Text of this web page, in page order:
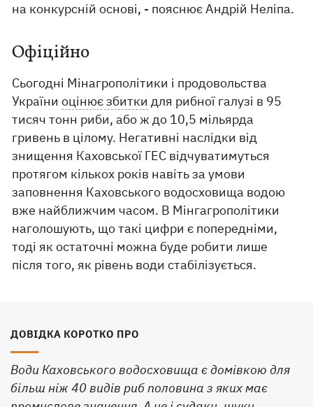
на конкурсній основі, - пояснює Андрій Неліпа.
Офіційно
Сьогодні Мінагрополітики і продовольства
Україниоцінює збитки для рибної галузі в 95
тисяч тонн риби, або ж до 10,5 мільярда
гривень в цілому. Негативні наслідки від
знищення Каховської ГЕС відчуватимуться
протягом кількох років навіть за умови
заповнення Каховського водосховища водою
вже найближчим часом. В Мінгагрополітики
наголошують, що такі цифри є попередніми,
тоді як остаточні можна буде робити лише
після того, як рівень води стабілізується.
ДОВІДКА КОРОТКО ПРО
Води Каховського водосховища є домівкою для
більш ніж 40 видів риб половина з яких має